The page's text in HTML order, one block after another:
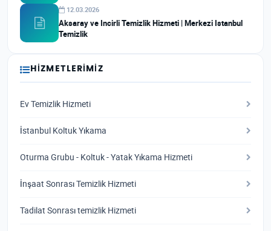
12.03.2026
Aksaray ve Incirli Temizlik Hizmeti | Merkezi Istanbul
Temizlik
HIZMETLERIMIZ
Ev Temizlik Hizmeti
İstanbul Koltuk Yıkama
Oturma Grubu - Koltuk - Yatak Yıkama Hizmeti
İnşaat Sonrası Temizlik Hizmeti
Tadilat Sonrası temizlik Hizmeti